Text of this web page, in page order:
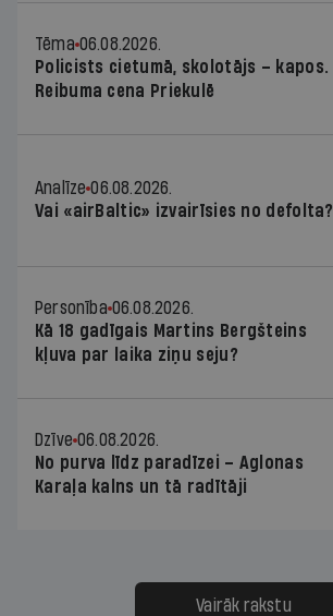
Tēma 06.08.2026.
Policists cietumā, skolotājs – kapos.
Reibuma cena Priekulē
Analīze 06.08.2026.
Vai «airBaltic» izvairīsies no defolta?
Personība 06.08.2026.
Kā 18 gadīgais Martins Bergšteins
kļuva par laika ziņu seju?
Dzīve 06.08.2026.
No purva līdz paradīzei – Aglonas
Karaļa kalns un tā radītāji
Vairāk rakstu